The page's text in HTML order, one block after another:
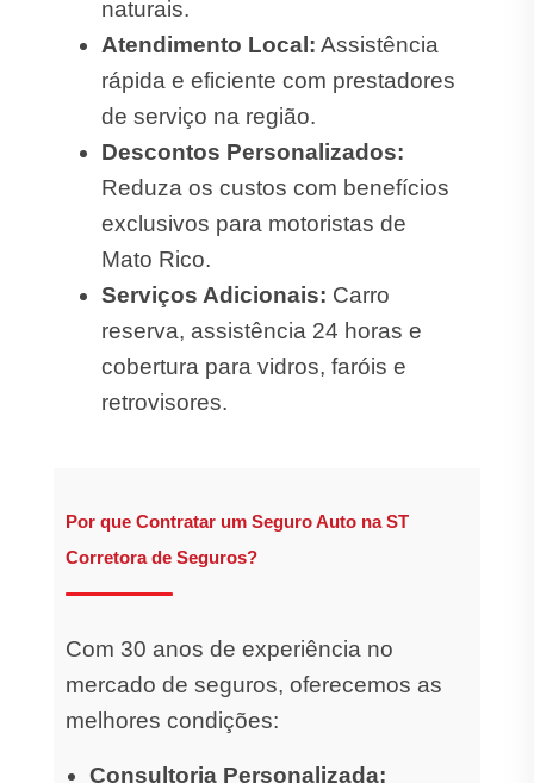
naturais.
Atendimento Local: Assistência
rápida e eficiente com prestadores
de serviço na região.
Descontos Personalizados:
Reduza os custos com benefícios
exclusivos para motoristas de
Mato Rico.
Serviços Adicionais: Carro
reserva, assistência 24 horas e
cobertura para vidros, faróis e
retrovisores.
Por que Contratar um Seguro Auto na ST
Corretora de Seguros?
Com 30 anos de experiência no
mercado de seguros, oferecemos as
melhores condições:
Consultoria Personalizada: